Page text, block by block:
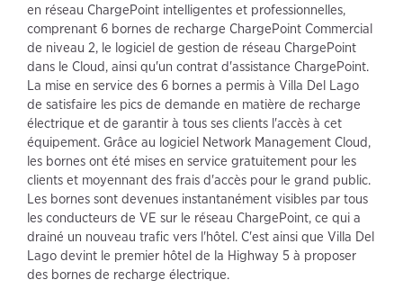
en réseau ChargePoint intelligentes et professionnelles,
comprenant 6 bornes de recharge ChargePoint Commercial
de niveau 2, le logiciel de gestion de réseau ChargePoint
dans le Cloud, ainsi qu'un contrat d'assistance ChargePoint.
La mise en service des 6 bornes a permis à Villa Del Lago
de satisfaire les pics de demande en matière de recharge
électrique et de garantir à tous ses clients l'accès à cet
équipement. Grâce au logiciel Network Management Cloud,
les bornes ont été mises en service gratuitement pour les
clients et moyennant des frais d'accès pour le grand public.
Les bornes sont devenues instantanément visibles par tous
les conducteurs de VE sur le réseau ChargePoint, ce qui a
drainé un nouveau trafic vers l'hôtel. C'est ainsi que Villa Del
Lago devint le premier hôtel de la Highway 5 à proposer
des bornes de recharge électrique.